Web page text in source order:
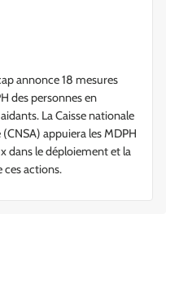
annonce 18 mesures
des personnes en
La Caisse nationale
appuiera les MDPH
dans le déploiement et la
ces actions.